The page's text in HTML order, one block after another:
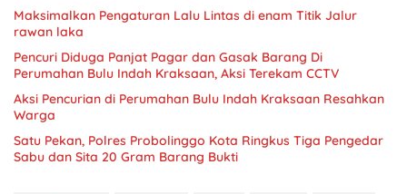
Maksimalkan Pengaturan Lalu Lintas di enam Titik Jalur
rawan laka
Pencuri Diduga Panjat Pagar dan Gasak Barang Di
Perumahan Bulu Indah Kraksaan, Aksi Terekam CCTV
Aksi Pencurian di Perumahan Bulu Indah Kraksaan Resahkan
Warga
Satu Pekan, Polres Probolinggo Kota Ringkus Tiga Pengedar
Sabu dan Sita 20 Gram Barang Bukti